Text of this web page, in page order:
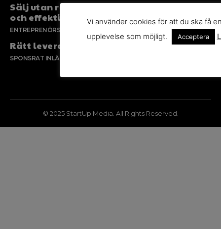
Sälj utan rädsla – Michels väg till trygg
och effektiv försäljning
ENTREPRENÖRSKAP
Rätt leverantör – viktigare än du tror
SPONSRAT INLÄGG
© 2025 StartUp Media. All Rights Reserved.
Vi använder cookies för att du ska få
upplevelse som möjligt.
Acceptera